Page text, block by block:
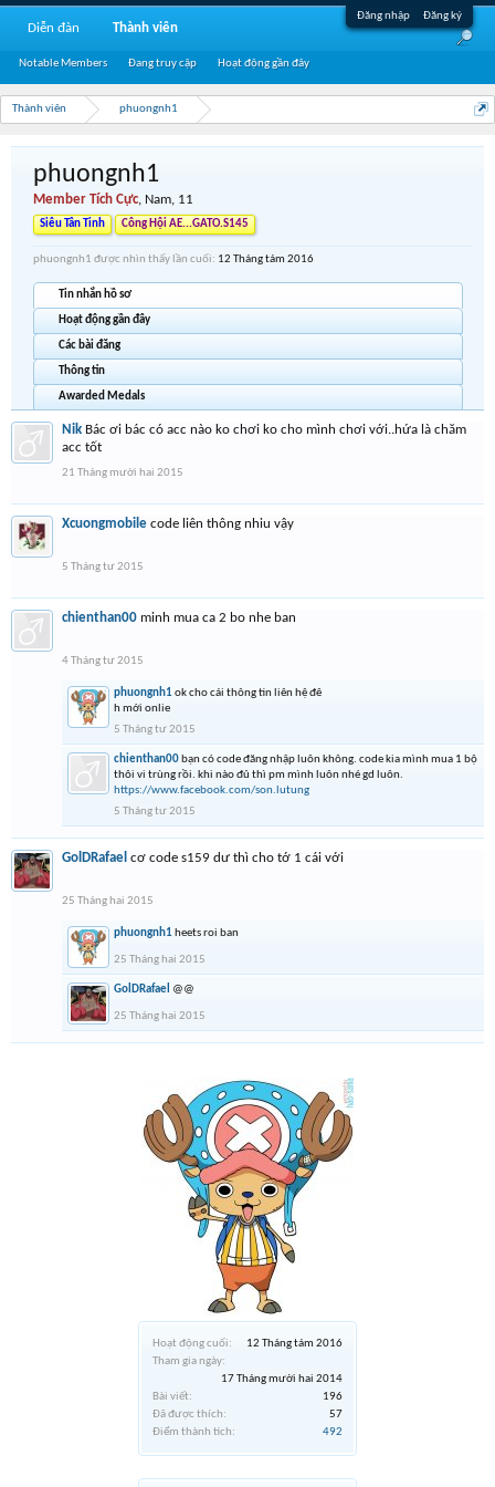
Đăng nhập Đăng ký
Thành viên phuongnh1
Hoạt động cuối:
12 Tháng tám 2016
Tham gia ngày:
17 Tháng mười hai 2014
Bài viết:
196
Đã được thích:
57
Điểm thành tích:
492
phuongnh1
Member Tích Cực, Nam, 11
Siêu Tân Tinh Công Hội AE...GATO.S145
phuongnh1 được nhìn thấy lần cuối: 12 Tháng tám 2016
Tin nhắn hồ sơ
Hoạt động gần đây
Các bài đăng
Thông tin
Awarded Medals
Nik Bác ơi bác có acc nào ko chơi ko cho mình chơi với..hứa là chăm
acc tốt
21 Tháng mười hai 2015
Xcuongmobile code liên thông nhiu vậy
5 Tháng tư 2015
chienthan00 minh mua ca 2 bo nhe ban
4 Tháng tư 2015
phuongnh1ok cho cái thông tin liên hệ đê
h mới onlie
5 Tháng tư 2015
chienthan00 bạn có code đăng nhập luôn không. code kia mình mua 1 bộ
thôi vi trùng rồi. khi nào đủ thì pm mình luôn nhé gd luôn.
https://www.facebook.com/son.lutung
5 Tháng tư 2015
GolDRafael cơ code s159 dư thì cho tớ 1 cái với
25 Tháng hai 2015
phuongnh1 heets roi ban
25 Tháng hai 2015
GolDRafael @@
25 Tháng hai 2015
Diễn đàn Thành viên
Notable Members Đang truy cập Hoạt động gần đây